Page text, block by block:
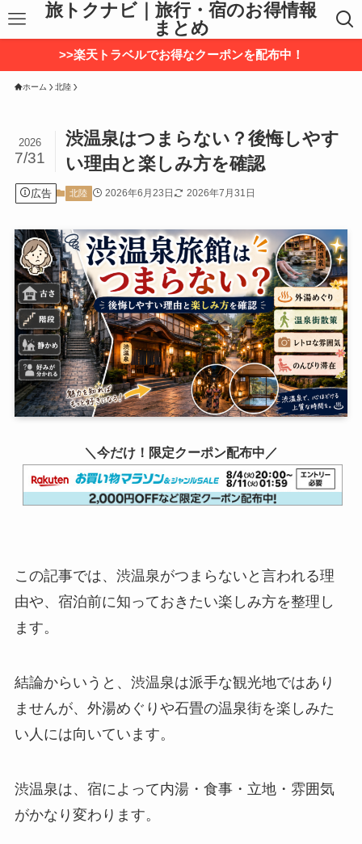
旅トクナビ｜旅行・宿のお得情報
まとめ
>>楽天トラベルでお得なクーポンを配布中！
ホーム 北陸
渋温泉はつまらない？後悔しやす
い理由と楽しみ方を確認
2026
7/31
広告 北陸 2026年6月23日 2026年7月31日
＼今だけ！限定クーポン配布中／
この記事では、渋温泉がつまらないと言われる理
由や、宿泊前に知っておきたい楽しみ方を整理し
ます。
結論からいうと、渋温泉は派手な観光地ではあり
ませんが、外湯めぐりや石畳の温泉街を楽しみた
い人には向いています。
渋温泉は、宿によって内湯・食事・立地・雰囲気
がかなり変わります。